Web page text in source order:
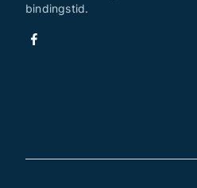
bindingstid.